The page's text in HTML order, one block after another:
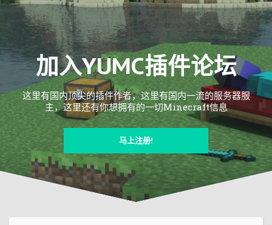
加入YUMC插件论坛
这里有国内顶尖的插件作者，这里有国内一流的服务器服
主，这里还有你想拥有的一切Minecraft信息
马上注册!